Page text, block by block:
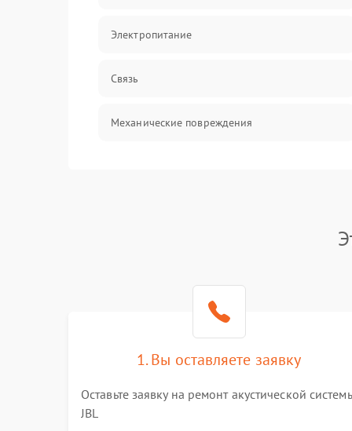
Электропитание
Связь
Механические повреждения
1. Вы оставляете заявку
Оставьте заявку на ремонт акустической
JBL